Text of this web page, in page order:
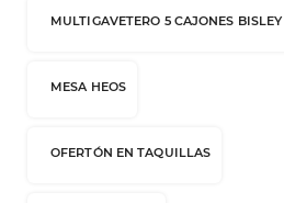
MULTIGAVETERO 5 CAJONES BISLEY
MESA HEOS
OFERTÓN EN TAQUILLAS